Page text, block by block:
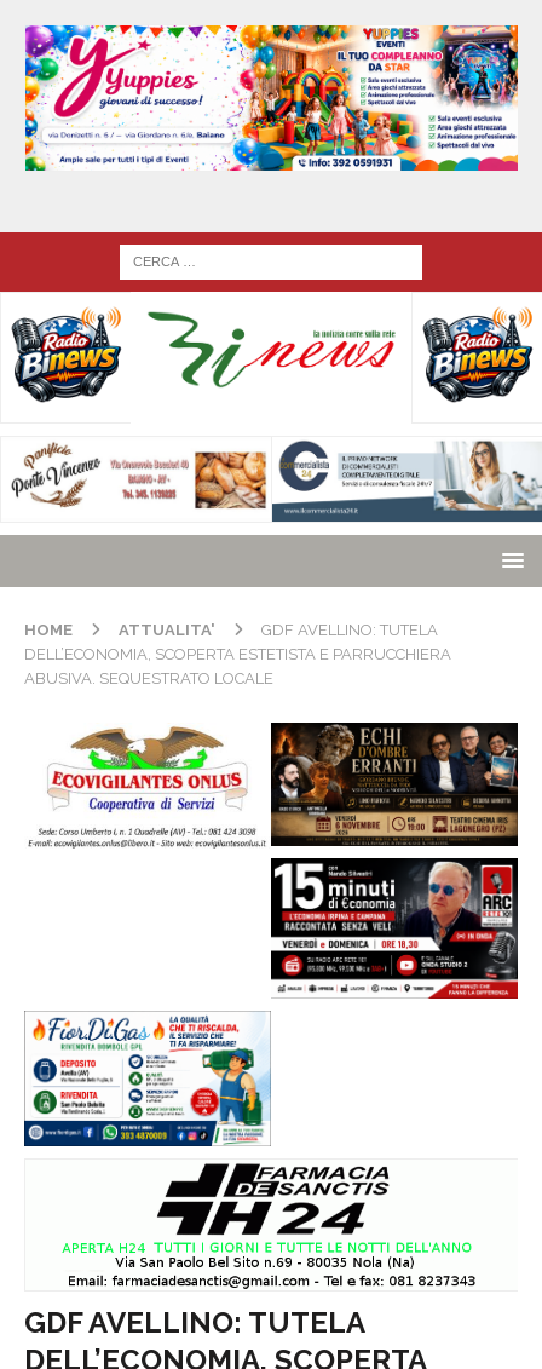
HOME ATTUALITA'
GDF AVELLINO: TUTELA
DELL’ECONOMIA, SCOPERTA ESTETISTA E PARRUCCHIERA
ABUSIVA. SEQUESTRATO LOCALE
GDF AVELLINO: TUTELA
DELL’ECONOMIA, SCOPERTA